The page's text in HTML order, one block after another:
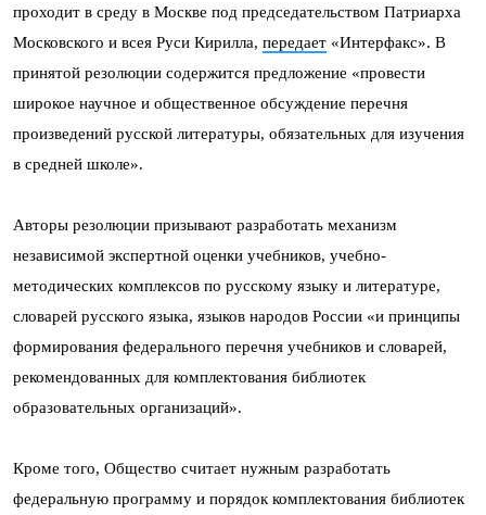
проходит в среду в Москве под председательством Патриарха
Московского и всея Руси Кирилла, передает «Интерфакс». В
принятой резолюции содержится предложение «провести
широкое научное и общественное обсуждение перечня
произведений русской литературы, обязательных для изучения
в средней школе».
Авторы резолюции призывают разработать механизм
независимой экспертной оценки учебников, учебно-
методических комплексов по русскому языку и литературе,
словарей русского языка, языков народов России «и принципы
формирования федерального перечня учебников и словарей,
рекомендованных для комплектования библиотек
образовательных организаций».
Кроме того, Общество считает нужным разработать
федеральную программу и порядок комплектования библиотек